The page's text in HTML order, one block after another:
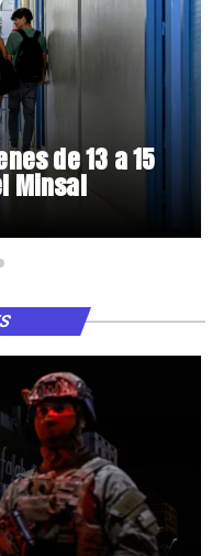
de 13 a 15
Minsal